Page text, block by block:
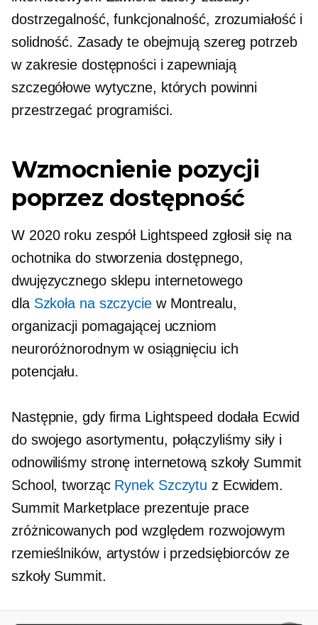
dostrzegalność, funkcjonalność, zrozumiałość i
solidność. Zasady te obejmują szereg potrzeb
w zakresie dostępności i zapewniają
szczegółowe wytyczne, których powinni
przestrzegać programiści.
Wzmocnienie pozycji
poprzez dostępność
W 2020 roku zespół Lightspeed zgłosił się na
ochotnika do stworzenia dostępnego,
dwujęzycznego sklepu internetowego
dla Szkoła na szczyciew Montrealu,
organizacji pomagającej uczniom
neuroróżnorodnym w osiągnięciu ich
potencjału.
Następnie, gdy firma Lightspeed dodała Ecwid
do swojego asortymentu, połączyliśmy siły i
odnowiliśmy stronę internetową szkoły Summit
School, tworząc Rynek Szczytu z Ecwidem.
Summit Marketplace prezentuje prace
zróżnicowanych pod względem rozwojowym
rzemieślników, artystów i przedsiębiorców ze
szkoły Summit.